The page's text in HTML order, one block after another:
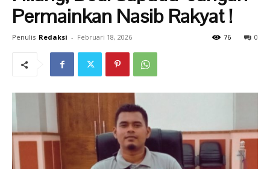
Permainkan Nasib Rakyat !
Penulis Redaksi - Februari 18, 2026 0
76